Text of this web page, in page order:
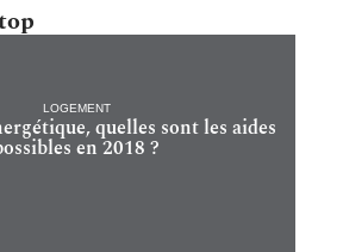
LOGEMENT
quelles sont les aides
en 2018 ?